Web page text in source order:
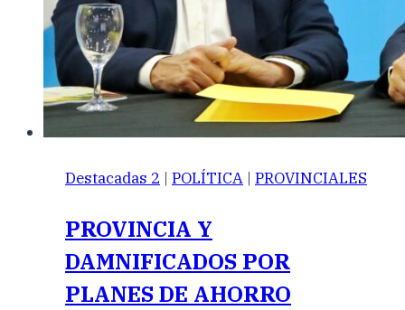
Destacadas 2 | POLÍTICA | PROVINCIALES
PROVINCIA Y
DAMNIFICADOS POR
PLANES DE AHORRO